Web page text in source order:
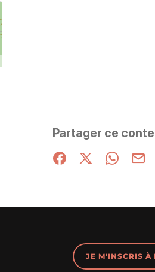
Partager ce
Partager surPartager sur
Partager
JE M'INSCRIS À